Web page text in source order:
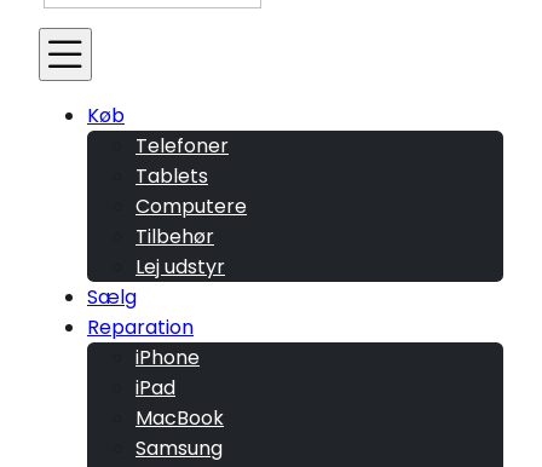
Køb
Telefoner
Tablets
Computere
Tilbehør
Lej udstyr
Sælg
Reparation
iPhone
iPad
MacBook
Samsung